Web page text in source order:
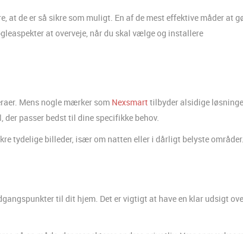
at de er så sikre som muligt. En af de mest effektive måder at
at overveje, når du skal vælge og installere
Mens nogle mærker som Nexsmarttilbyder alsidige
passer bedst til dine specifikke behov.
tydelige billeder, især om natten eller i dårligt belyste
til dit hjem. Det er vigtigt at have en klar udsigt